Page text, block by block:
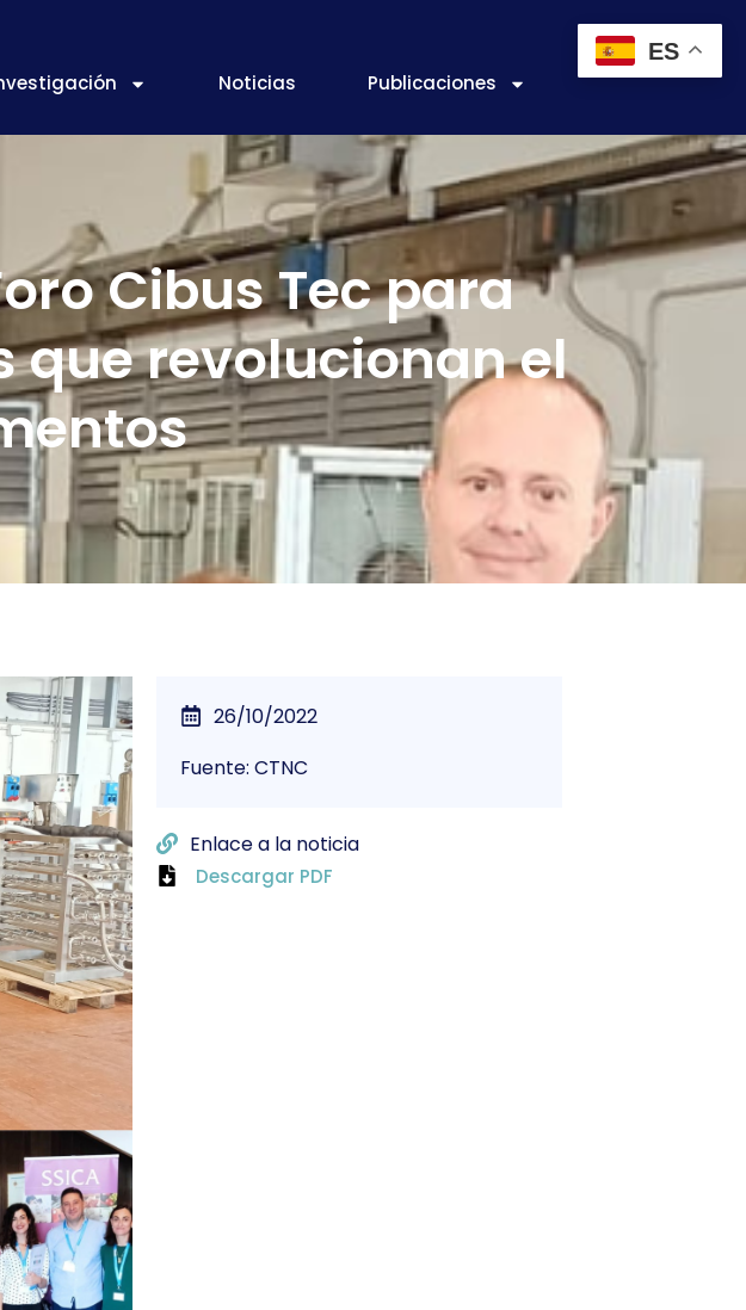
Noticias Publicaciones
Cibus Tec para
que revolucionan el
26/10/2022
Fuente: CTNC
Enlace a la noticia
Descargar PDF
ES